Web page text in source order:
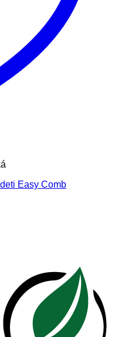
Easy Comb